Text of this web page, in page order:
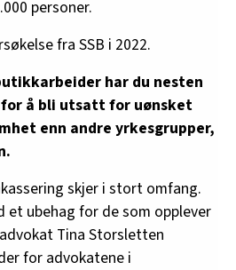
personer.
fra SSB i 2022.
har du nesten
for å bli utsatt for uønsket
enn andre yrkesgrupper,
skjer i stort omfang.
ubehag for de som opplever
Tina Storsletten
for advokatene i